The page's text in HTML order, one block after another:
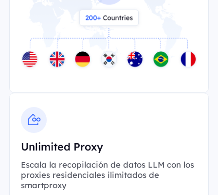
Unlimited Proxy
Escala la recopilación de datos LLM con los
proxies residenciales ilimitados de
smartproxy